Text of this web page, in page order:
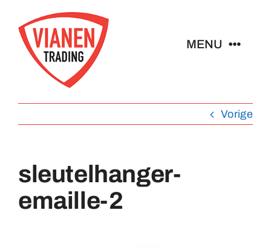
naar
inhoud
MENU
Pins
Abzeichen
Vorige
sleutelhanger-
emaille-2